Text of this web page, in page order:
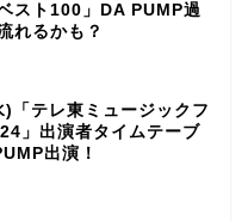
スト100」DA PUMP過
れるかも？
「テレ東ミュージックフ
」出演者タイムテーブ
出演！